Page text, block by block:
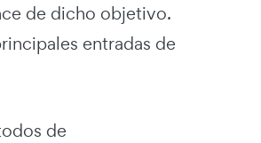
de dicho objetivo.
entradas de
de